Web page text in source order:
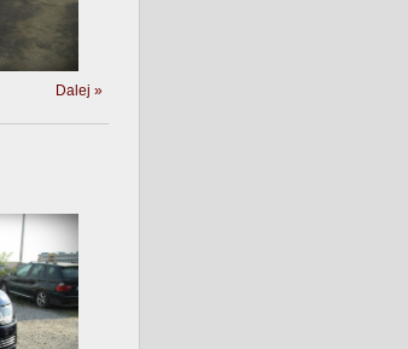
Dalej »